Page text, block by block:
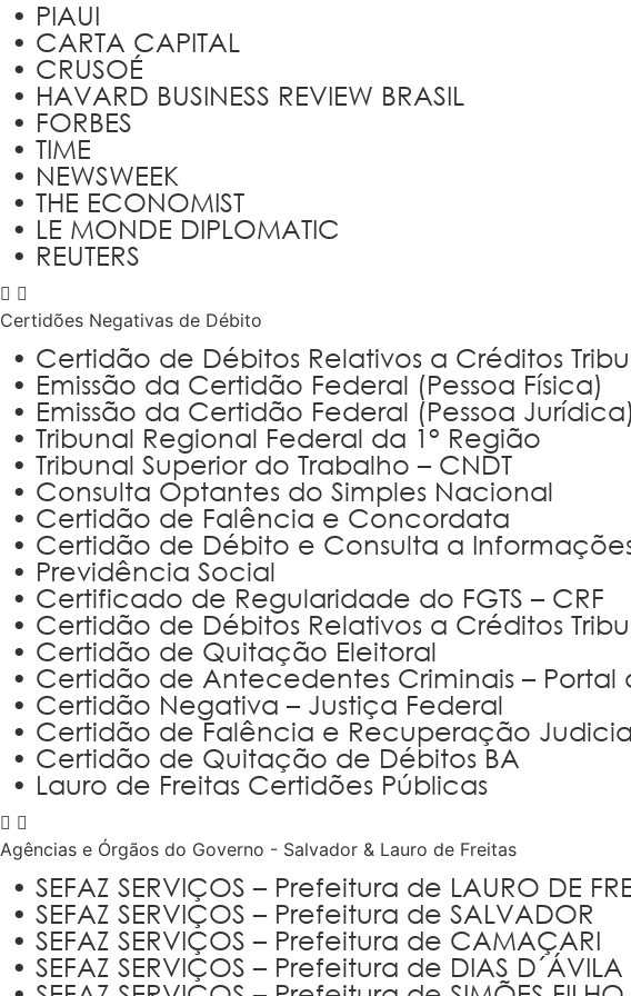
• PIAUI
• CARTA CAPITAL
• CRUSOÉ
• HAVARD BUSINESS REVIEW BRASIL
• FORBES
• TIME
• NEWSWEEK
• THE ECONOMIST
• LE MONDE DIPLOMATIC
• REUTERS
Certidões Negativas de Débito
• Certidão de Débitos Relativos a Créditos
• Emissão da Certidão Federal (Pessoa Física)
• Emissão da Certidão Federal (Pessoa Jurídica)
• Tribunal Regional Federal da 1° Região
• Tribunal Superior do Trabalho – CNDT
• Consulta Optantes do Simples Nacional
• Certidão de Falência e Concordata
• Certidão de Débito e Consulta a
• Previdência Social
• Certificado de Regularidade do FGTS – CRF
• Certidão de Débitos Relativos a Créditos
• Certidão de Quitação Eleitoral
• Certidão de Antecedentes Criminais – Portal
• Certidão Negativa – Justiça Federal
• Certidão de Falência e Recuperação
• Certidão de Quitação de Débitos BA
• Lauro de Freitas Certidões Públicas
Agências e Órgãos do Governo - Salvador & Lauro de Freitas
• SEFAZ SERVIÇOS – Prefeitura de LAURO DE
• SEFAZ SERVIÇOS – Prefeitura de SALVADOR
• SEFAZ SERVIÇOS – Prefeitura de CAMAÇARI
• SEFAZ SERVIÇOS – Prefeitura de DIAS D´ÁVILA